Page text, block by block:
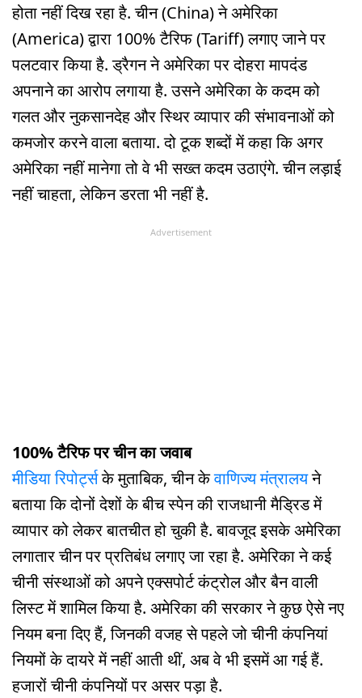
होता नहीं दिख रहा है. चीन (China) ने अमेरिका
(America) द्वारा 100% टैरिफ (Tariff) लगाए जाने पर
पलटवार किया है. ड्रैगन ने अमेरिका पर दोहरा मापदंड
अपनाने का आरोप लगाया है. उसने अमेरिका के कदम को
गलत और नुकसानदेह और स्थिर व्यापार की संभावनाओं को
कमजोर करने वाला बताया. दो टूक शब्दों में कहा कि अगर
अमेरिका नहीं मानेगा तो वे भी सख्त कदम उठाएंगे. चीन लड़ाई
नहीं चाहता, लेकिन डरता भी नहीं है.
Advertisement
100% टैरिफ पर चीन का जवाब
मीडिया रिपोर्ट्सके मुताबिक, चीन केवाणिज्य मंत्रालयने
बताया कि दोनों देशों के बीच स्पेन की राजधानी मैड्रिड में
व्यापार को लेकर बातचीत हो चुकी है. बावजूद इसके अमेरिका
लगातार चीन पर प्रतिबंध लगाए जा रहा है. अमेरिका ने कई
चीनी संस्थाओं को अपने एक्सपोर्ट कंट्रोल और बैन वाली
लिस्ट में शामिल किया है. अमेरिका की सरकार ने कुछ ऐसे नए
नियम बना दिए हैं, जिनकी वजह से पहले जो चीनी कंपनियां
नियमों के दायरे में नहीं आती थीं, अब वे भी इसमें आ गई हैं.
हजारों चीनी कंपनियों पर असर पड़ा है.